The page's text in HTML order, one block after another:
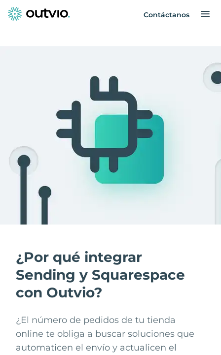
Contáctanos
¿Por qué integrar
Sending y Squarespace
con Outvio?
¿El número de pedidos de tu tienda
online te obliga a buscar soluciones que
automaticen el envío y actualicen el